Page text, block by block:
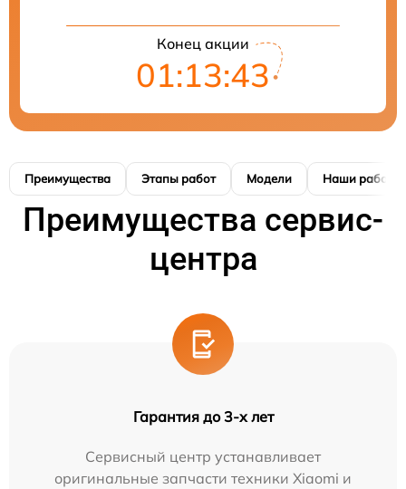
Конец акции
01:13:42
Преимущества Этапы работ Модели Наши работы
Преимущества сервис-
центра
Гарантия до 3-х лет
Сервисный центр устанавливает
оригинальные запчасти техники Xiaomi и